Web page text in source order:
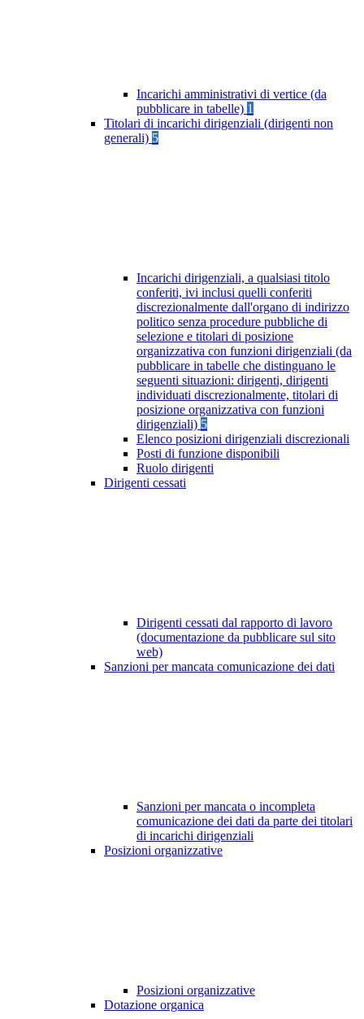
Incarichi amministrativi di vertice (da
pubblicare in tabelle) 1
Titolari di incarichi dirigenziali (dirigenti non
generali) 5
Incarichi dirigenziali, a qualsiasi titolo
conferiti, ivi inclusi quelli conferiti
discrezionalmente dall'organo di indirizzo
politico senza procedure pubbliche di
selezione e titolari di posizione
organizzativa con funzioni dirigenziali (da
pubblicare in tabelle che distinguano le
seguenti situazioni: dirigenti, dirigenti
individuati discrezionalmente, titolari di
posizione organizzativa con funzioni
dirigenziali) 5
Elenco posizioni dirigenziali discrezionali
Posti di funzione disponibili
Ruolo dirigenti
Dirigenti cessati
Dirigenti cessati dal rapporto di lavoro
(documentazione da pubblicare sul sito
web)
Sanzioni per mancata comunicazione dei dati
Sanzioni per mancata o incompleta
comunicazione dei dati da parte dei titolari
di incarichi dirigenziali
Posizioni organizzative
Posizioni organizzative
Dotazione organica